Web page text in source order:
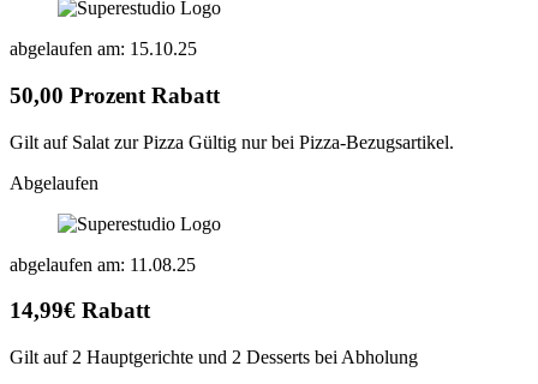
abgelaufen am: 15.10.25
50,00 Prozent Rabatt
Gilt auf Salat zur Pizza Gültig nur bei Pizza-Bezugsartikel.
Abgelaufen
abgelaufen am: 11.08.25
14,99€ Rabatt
Gilt auf 2 Hauptgerichte und 2 Desserts bei Abholung